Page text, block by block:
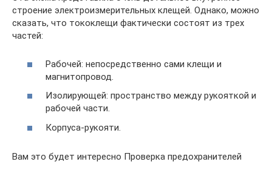
строение электроизмерительных клещей. Однако, можно
сказать, что тококлещи фактически состоят из трех
частей:
Рабочей: непосредственно сами клещи и
магнитопровод.
Изолирующей: пространство между рукояткой и
рабочей части.
Корпуса-рукояти.
Вам это будет интересно Проверка предохранителей